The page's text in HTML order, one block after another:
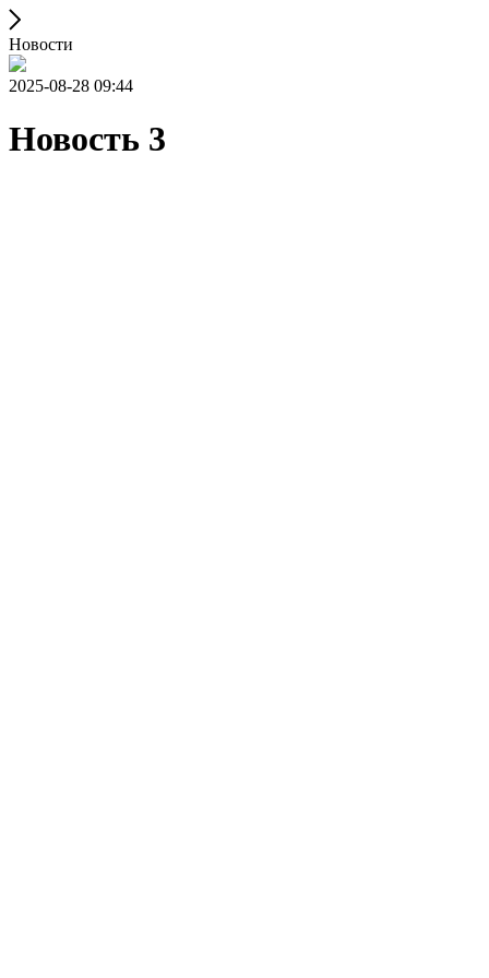
Новости
2025-08-28 09:44
Новость 3